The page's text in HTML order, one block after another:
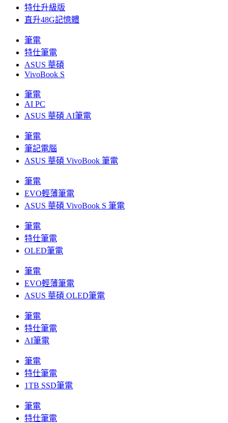
特仕升級版
直升48G記憶體
筆電
特仕筆電
ASUS 華碩
VivoBook S
筆電
AI PC
ASUS 華碩 AI筆電
筆電
筆記電腦
ASUS 華碩 VivoBook 筆電
筆電
EVO輕薄筆電
ASUS 華碩 VivoBook S 筆電
筆電
特仕筆電
OLED筆電
筆電
EVO輕薄筆電
ASUS 華碩 OLED筆電
筆電
特仕筆電
AI筆電
筆電
特仕筆電
1TB SSD筆電
筆電
特仕筆電